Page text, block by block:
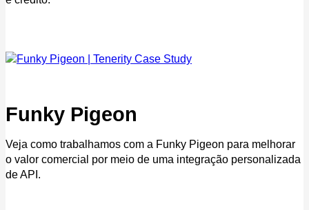
Funky Pigeon
Veja como trabalhamos com a Funky Pigeon para melhorar
o valor comercial por meio de uma integração personalizada
de API.